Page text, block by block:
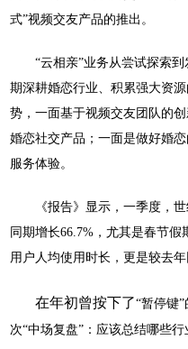
式”视频交友产品的推出。
“云相亲”业务从尝试探索
期深耕婚恋行业、积累强大资
势，一面基于视频交友团队的
婚恋社交产品；一面是做好婚
服务体验。
《报告》显示，一季度，
同期增长66.7%，尤其是春节
用户人均使用时长，更是较去年
在年初曾按下了“暂停键
次“中场复盘”：应该总结哪些